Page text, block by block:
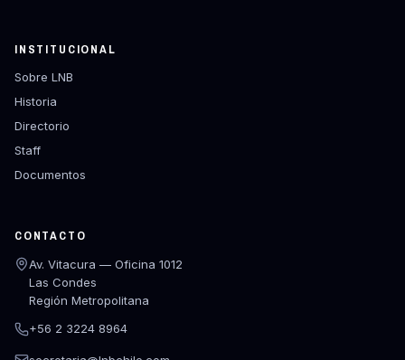
INSTITUCIONAL
Sobre LNB
Historia
Directorio
Staff
Documentos
CONTACTO
Av. Vitacura — Oficina 1012
Las Condes
Región Metropolitana
+56 2 3224 8964